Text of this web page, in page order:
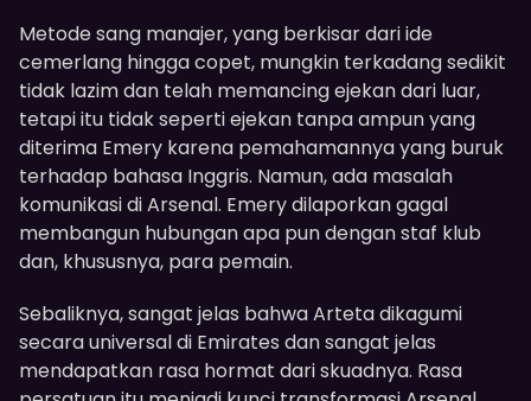
Metode sang manajer, yang berkisar dari ide
cemerlang hingga copet, mungkin terkadang sedikit
tidak lazim dan telah memancing ejekan dari luar,
tetapi itu tidak seperti ejekan tanpa ampun yang
diterima Emery karena pemahamannya yang buruk
terhadap bahasa Inggris. Namun, ada masalah
komunikasi di Arsenal. Emery dilaporkan gagal
membangun hubungan apa pun dengan staf klub
dan, khususnya, para pemain.
Sebaliknya, sangat jelas bahwa Arteta dikagumi
secara universal di Emirates dan sangat jelas
mendapatkan rasa hormat dari skuadnya. Rasa